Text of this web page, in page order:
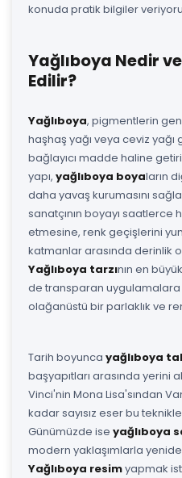
konuda pratik bilgiler
Yağlıboya Nedir
Edilir?
Yağlıboya, pigmentlerin
haşhaş yağı veya ceviz
bağlayıcı madde haline
yapı, yağlıboya boyaların
daha yavaş kurumasını
sanatçının boyayı
etmesine, renk geçişlerini
katmanlar arasında derinlik
Yağlıboya tarzının en
de transparan
olağanüstü bir parlaklık ve
Tarih boyunca yağlıboya
başyapıtları arasında yerini
Vinci'nin Mona Lisa'sından
kadar sayısız eser bu
Günümüzde ise yağlıboya
modern yaklaşımlarla
Yağlıboya resimyapmak